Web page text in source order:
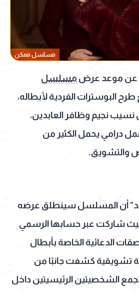
مسلسل ممكن
مسلسل
طرح البوسترات الفردية لأبطاله،
نجيم وظافر العابدين،
درامي يحمل الكثير من
والتشويق.
أن المسلسل سينطلق عرضه
حيث شاركت عبر حسابها الرسمي
الدعائية الخاصة بأبطال
تشويقية كشفت جانبًا من
الشخصيتين الرئيسيتين داخل